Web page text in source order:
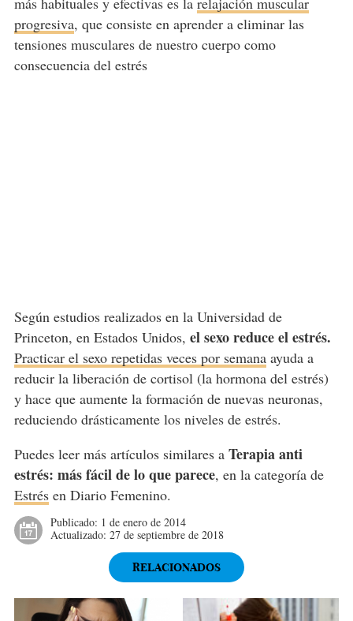
progresiva, que consiste en aprender a eliminar las
tensiones musculares de nuestro cuerpo como
consecuencia del estrés
Según estudios realizados en la Universidad de
Princeton, en Estados Unidos, el sexo reduce el estrés.
Practicar el sexo repetidas veces por semanaayuda a
reducir la liberación de cortisol (la hormona del estrés)
y hace que aumente la formación de nuevas neuronas,
reduciendo drásticamente los niveles de estrés.
Puedes leer más artículos similares a Terapia anti
estrés: más fácil de lo que parece, en la categoría de
Estrésen Diario Femenino.
Publicado: 1 de enero de 2014
Actualizado: 27 de septiembre de 2018
RELACIONADOS